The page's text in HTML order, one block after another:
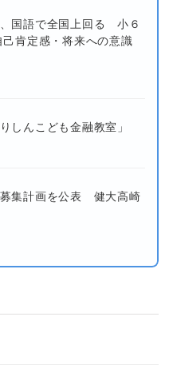
、国語で全国上回る 小６
肯定感・将来への意識
しんこども金融教室」
集計画を公表 健大高崎